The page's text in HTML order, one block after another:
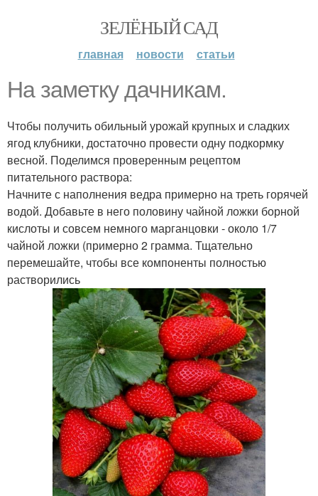
ЗЕЛЁНЫЙ САД
главная новости статьи
На заметку дачникам.
Чтобы получить обильный урожай крупных и сладких
ягод клубники, достаточно провести одну подкормку
весной. Поделимся проверенным рецептом
питательного раствора:
Начните с наполнения ведра примерно на треть горячей
водой. Добавьте в него половину чайной ложки борной
кислоты и совсем немного марганцовки - около 1/7
чайной ложки (примерно 2 грамма. Тщательно
перемешайте, чтобы все компоненты полностью
растворились